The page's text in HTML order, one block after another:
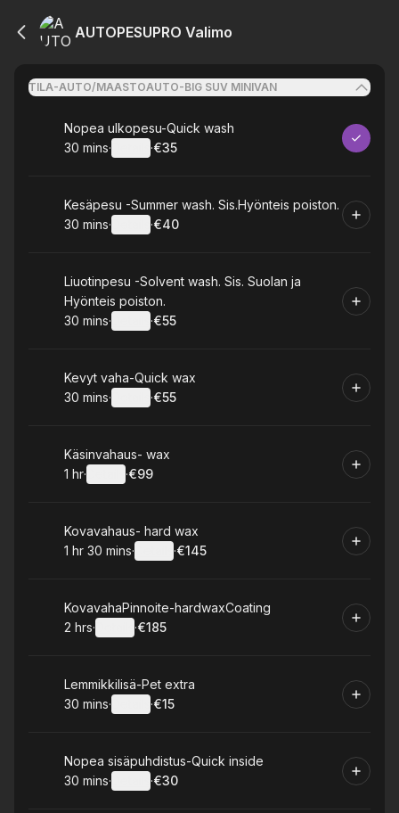
AUTOPESUPRO Valimo
TILA-AUTO/MAASTOAUTO-BIG SUV MINIVAN
Book
Nopea ulkopesu-Quick wash
.Duration:
30 mins· ·
.Price
€35
Book
Kesäpesu -Summer wash. Sis.Hyönteis poiston.
.Duration:
30 mins· ·
.Price
€40
Book
Liuotinpesu -Solvent wash. Sis. Suolan ja
Hyönteis poiston.
.Duration:
30 mins· ·
.Price
€55
Book
Kevyt vaha-Quick wax
.Duration:
30 mins· ·
.Price
€55
Book
Käsinvahaus- wax
. Duration :
1 hr· ·
.Price
€99
Book
Kovavahaus- hard wax
. Duration:
1 hr 30 mins· ·
.Price
€145
Book
KovavahaPinnoite-hardwaxCoating
. Duration:
2 hrs· ·
.Price
€185
Book
Lemmikkilisä-Pet extra
.Duration:
30 mins· ·
.Price
€15
Book
Nopea sisäpuhdistus-Quick inside
.Duration:
30 mins· ·
.Price
€30